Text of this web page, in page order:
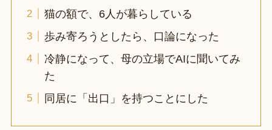
猫の額で、6人が暮らしている
歩み寄ろうとしたら、口論になった
冷静になって、母の立場でAIに聞いてみ
た
同居に「出口」を持つことにした